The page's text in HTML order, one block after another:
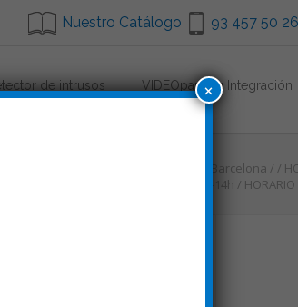
Nuestro Catálogo 93 457 50 26
de intrusos VIDEOparking Integración
VideoParking Barcelona / /
9h-14h /
14h
×